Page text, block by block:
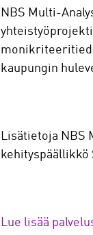
NBS Multi-
kaupungin
Lisätietoja NBS
kehityspäällikkö
Lue lisää